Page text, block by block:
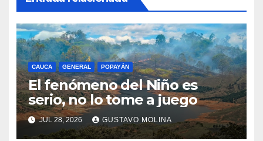
CAUCA GENERAL POPAYÁN
El fenómeno del Niño es
serio, no lo tome a juego
JUL 28, 2026 GUSTAVO MOLINA